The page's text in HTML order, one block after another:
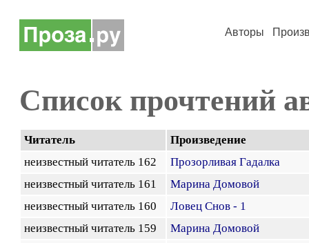
Авторы
Список прочтений
Читатель
Произведение
неизвестный читатель 162
Прозорливая Гадалка
неизвестный читатель 161
Марина Домовой
неизвестный читатель 160
Ловец Снов - 1
неизвестный читатель 159
Марина Домовой